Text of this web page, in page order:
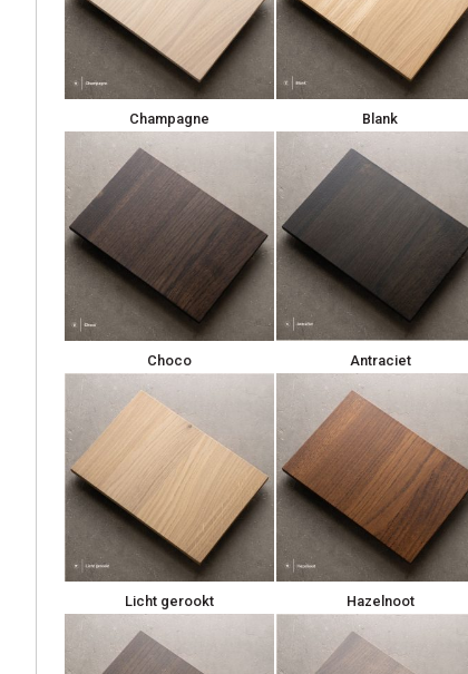
Champagne Blank
Choco Antraciet
Licht gerookt Hazelnoot